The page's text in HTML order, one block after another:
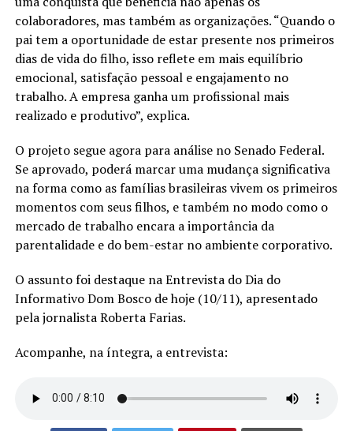
colaboradores, mas também as organizações. “Quando o
pai tem a oportunidade de estar presente nos primeiros
dias de vida do filho, isso reflete em mais equilíbrio
emocional, satisfação pessoal e engajamento no
trabalho. A empresa ganha um profissional mais
realizado e produtivo”, explica.
O projeto segue agora para análise no Senado Federal.
Se aprovado, poderá marcar uma mudança significativa
na forma como as famílias brasileiras vivem os primeiros
momentos com seus filhos, e também no modo como o
mercado de trabalho encara a importância da
parentalidade e do bem-estar no ambiente corporativo.
O assunto foi destaque na Entrevista do Dia do
Informativo Dom Bosco de hoje (10/11), apresentado
pela jornalista Roberta Farias.
Acompanhe, na íntegra, a entrevista: